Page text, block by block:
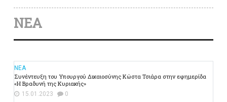
ΝΕΑ
ΝΕΑ
Συνέντευξη του Υπουργού Δικαιοσύνης Κώστα Τσιάρα στην εφημερίδα
«Η Βραδυνή της Κυριακής»
15.01.2023 0